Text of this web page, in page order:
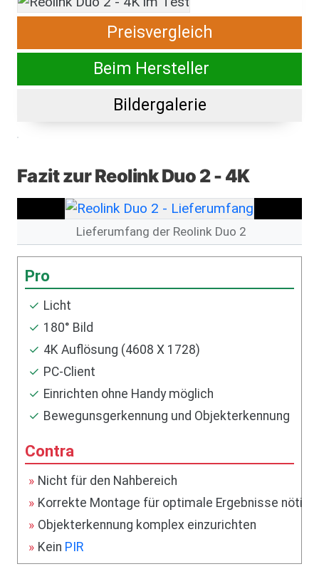
Preisvergleich
Beim Hersteller
Bildergalerie
Fazit zur Reolink Duo 2 - 4K
Lieferumfang der Reolink Duo 2
Licht
180° Bild
4K Auflösung (4608 X 1728)
PC-Client
Einrichten ohne Handy möglich
Bewegunsgerkennung und Objekterkennung
Nicht für den Nahbereich
Korrekte Montage für optimale Ergebnisse nötig
Objekterkennung komplex einzurichten
Kein PIR